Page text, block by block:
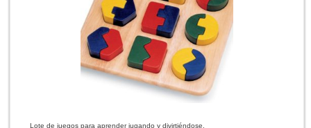
Lote de juegos para aprender jugando y divirtiéndose.